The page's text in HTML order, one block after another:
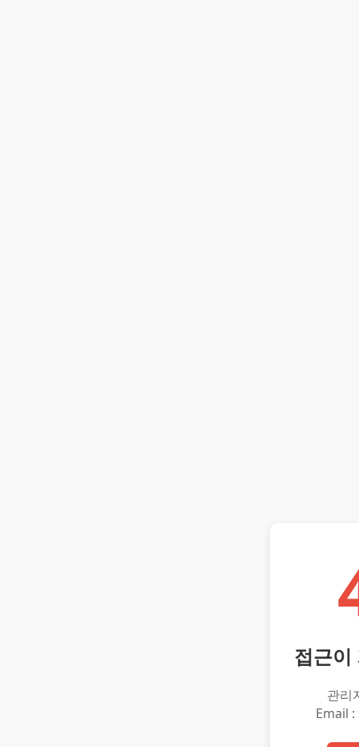
접근이
관리
Email